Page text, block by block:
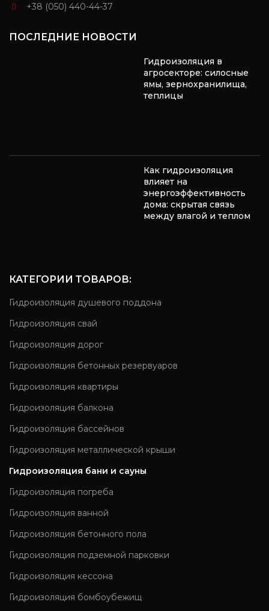
+38 (050) 440-44-37
ПОСЛЕДНИЕ НОВОСТИ
Гидроизоляция в
агросекторе: силосные
ямы, зернохранилища,
теплицы
Как гидроизоляция
влияет на
энергоэффективность
дома: скрытая связь
между влагой и теплом
КАТЕГОРИИ ТОВАРОВ:
Гидроизоляция душевого поддона
Гидроизоляция свай
Гидроизоляция дорог
Гидроизоляция бетонных резервуаров
Гидроизоляция квартиры
Гидроизоляция балкона
Гидроизоляция бассейнов
Гидроизоляция металлической крыши
Гидроизоляция бани и сауны
Гидроизоляция погреба
Гидроизоляция ванной
Гидроизоляция бетонного пола
Гидроизоляция подземной парковки
Гидроизоляция кессона
Гидроизоляция бомбоубежищ